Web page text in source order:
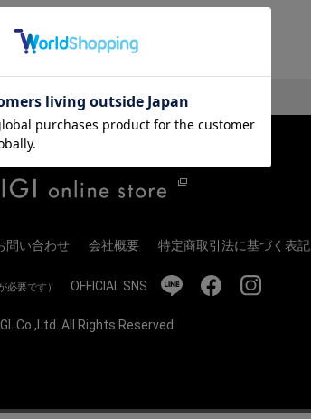
問い合わせ 会社概要 特定商取引法に基づく表記
必要です） OFFICIAL SNS
Co.,Ltd. All Rights Reserved.